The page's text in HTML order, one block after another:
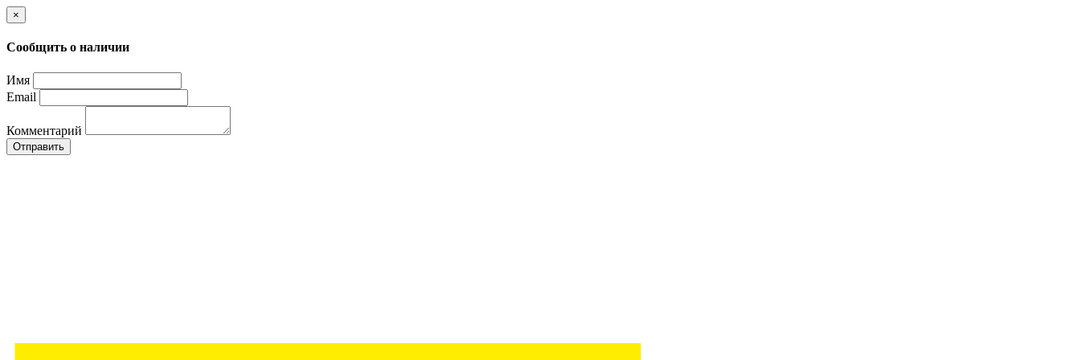
×
Сообщить о наличии
Имя
Email
Комментарий
Отправить